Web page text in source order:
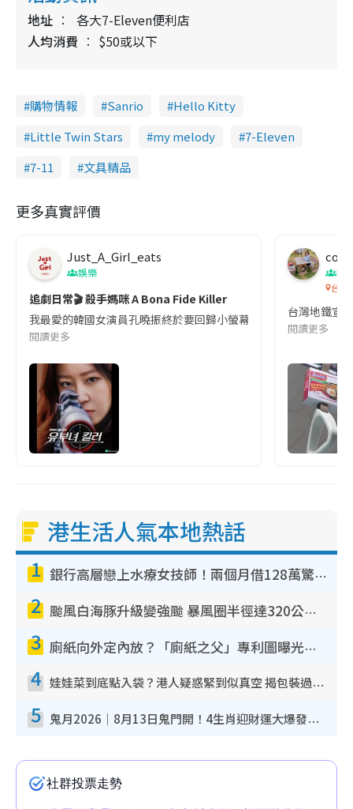
地址
各大7-Eleven便利店
人均消費
$50或以下
購物情報 Sanrio
Hello Kitty
Little Twin Stars
my melody
7-Eleven
7-11
文具精品
更多真實評價
Just_A_Girl_eats
娛樂
追劇日常🎬 殺手媽咪 A Bona Fide Killer
我最愛的韓國女演員孔曉振終於要回歸小螢幕啦!這次的劇本改編
閱讀更多
co
吹
台灣
台灣地鐵宣
閱讀更多
港生活人氣本地熱話
1 銀行高層戀上水療女技師！兩個月借128萬驚覺「沉船」沉落火海 揭背後疑似邪教操控賣淫
2 颱風白海豚升級變強颱 暴風圈半徑達320公里 面積足以覆蓋多個城市
3 廁紙向外定內放？「廁紙之父」專利圖曝光！官方揭正確擺法：放錯易貼牆積菌！
4 娃娃菜到底點入袋？港人疑惑緊到似真空 揭包裝過程全靠1招：血汗錢唔易賺
5 鬼月2026｜8月13日鬼門開！4生肖迎財運大爆發！專家：屬Ｏ好手氣 宜買六合彩